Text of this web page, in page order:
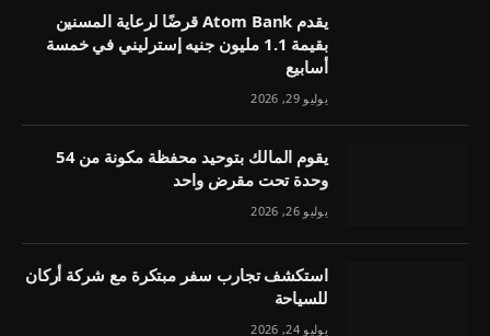
يقدم Atom Bank قرضًا لرعاية المسنين
بقيمة 1.1 مليون جنيه إسترليني في خمسة
أسابيع
يوليو 29, 2026
يقوم المالك بتوحيد محفظة مكونة من 54
وحدة تحت مقرض واحد
يوليو 26, 2026
استكشف تجارب سفر مبتكرة مع شركة أركان
للسياحة
يوليو 24, 2026